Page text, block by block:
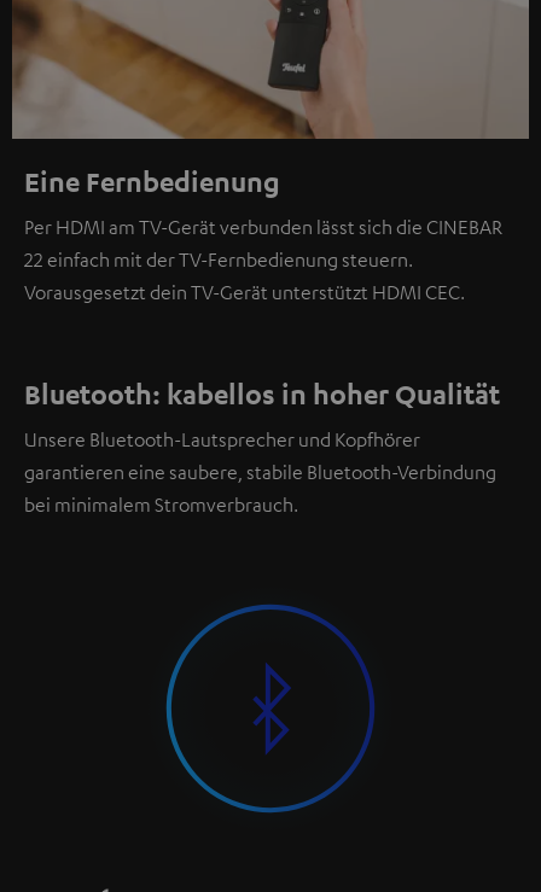
Eine Fernbedienung
Per HDMI am TV-Gerät verbunden lässt sich die CINEBAR
22 einfach mit der TV-Fernbedienung steuern.
Vorausgesetzt dein TV-Gerät unterstützt HDMI CEC.
Bluetooth: kabellos in hoher Qualität
Unsere Bluetooth-Lautsprecher und Kopfhörer
garantieren eine saubere, stabile Bluetooth-Verbindung
bei minimalem Stromverbrauch.